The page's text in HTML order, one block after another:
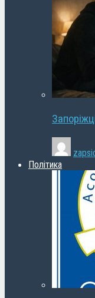
Політика